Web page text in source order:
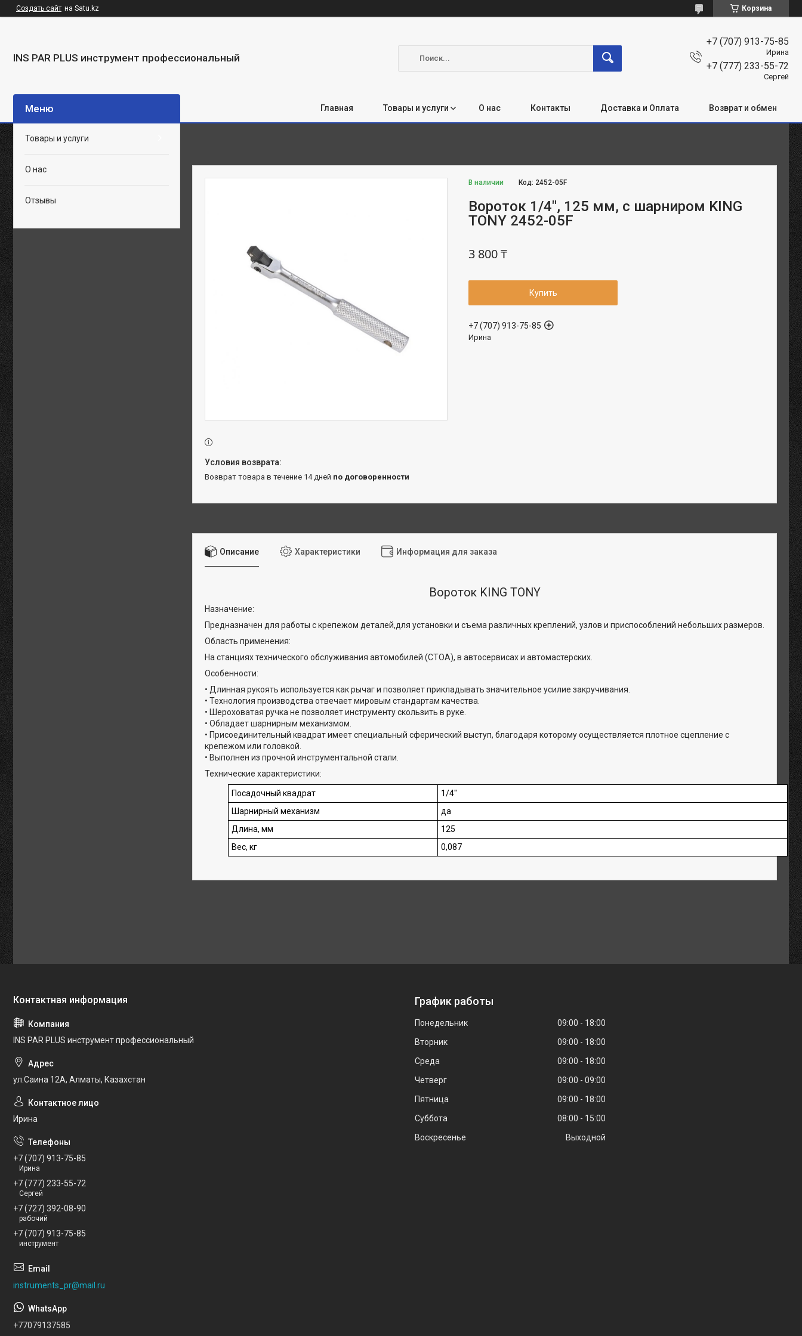
Создать сайт на Satu.kz Корзина
INS PAR PLUS инструмент профессиональный
+7 (707) 913-75-85
Ирина
+7 (777) 233-55-72
Сергей
Главная Товары и услуги О нас Контакты Доставка и Оплата Возврат и обмен
В наличии Код: 2452-05F
Вороток 1/4", 125 мм, с шарниром KING
TONY 2452-05F
3 800 ₸
Купить
+7 (707) 913-75-85
Ирина
возврат товара в течение 14 дней по договоренности
Описание Характеристики Информация для заказа
Вороток KING TONY
Назначение:
Предназначен для работы с крепежом деталей,для установки и съема различных креплений, узлов и приспособлений небольших размеров.
Область применения:
На станциях технического обслуживания автомобилей (СТОА), в автосервисах и автомастерских.
Особенности:
• Длинная рукоять используется как рычаг и позволяет прикладывать значительное усилие закручивания.
• Технология производства отвечает мировым стандартам качества.
• Шероховатая ручка не позволяет инструменту скользить в руке.
• Обладает шарнирным механизмом.
• Присоединительный квадрат имеет специальный сферический выступ, благодаря которому осуществляется плотное сцепление с
крепежом или головкой.
• Выполнен из прочной инструментальной стали.
Технические характеристики:
Посадочный квадрат
1/4"
Шарнирный механизм
да
Длина, мм
125
Вес, кг
0,087
Товары и услуги
О нас
Отзывы
INS PAR PLUS инструмент профессиональный
ул.Саина 12А, Алматы, Казахстан
Ирина
+7 (707) 913-75-85
Ирина
+7 (777) 233-55-72
Сергей
+7 (727) 392-08-90
рабочий
+7 (707) 913-75-85
инструмент
instruments_pr@mail.ru
+77079137585
График работы
Понедельник 09:00
18:00
Вторник
09:00
18:00
Среда
09:00
18:00
Четверг
09:00
09:00
Пятница
09:00
18:00
Суббота
08:00
15:00
Воскресенье
Выходной